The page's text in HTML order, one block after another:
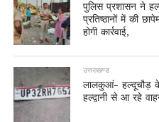
पुलिस प्रशासन ने
प्रतिष्ठानों में की
होगी कार्रवाई,
उत्तराखण्ड
लालकुआं- हल्दूचौड़
हल्द्वानी से आ रहे